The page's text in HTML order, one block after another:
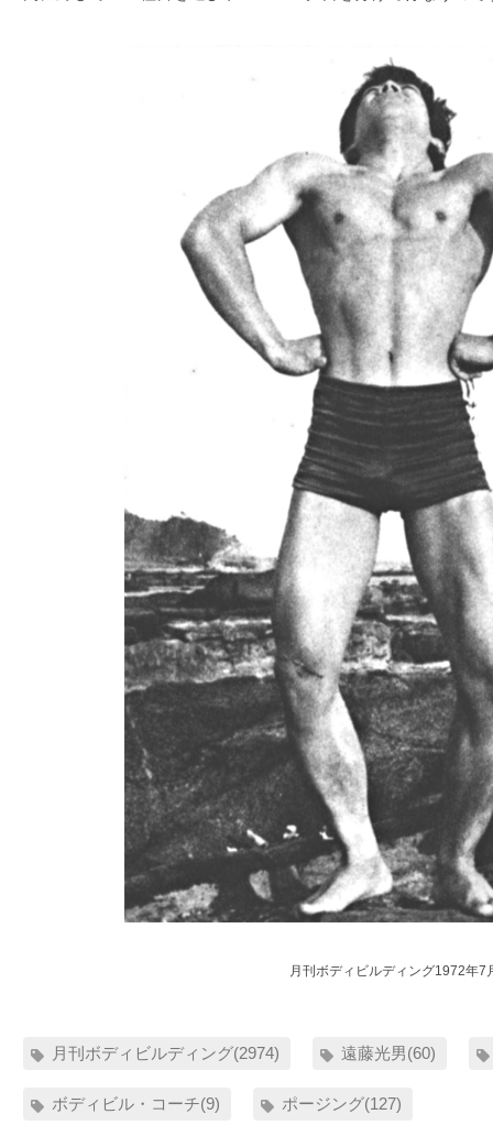
月刊ボディビルディング1972年7
月刊ボディビルディング(2974) 遠藤光男(60)
ボディビル・コーチ(9) ポージング(127)